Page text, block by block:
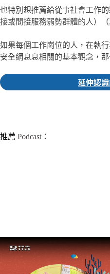
也特別想推薦給從事社會工作
接或間接服務弱勢群體的人）（
如果每個工作崗位的人，在執
安全網息息相關的基本觀念，
延伸認
推薦 Podcast：